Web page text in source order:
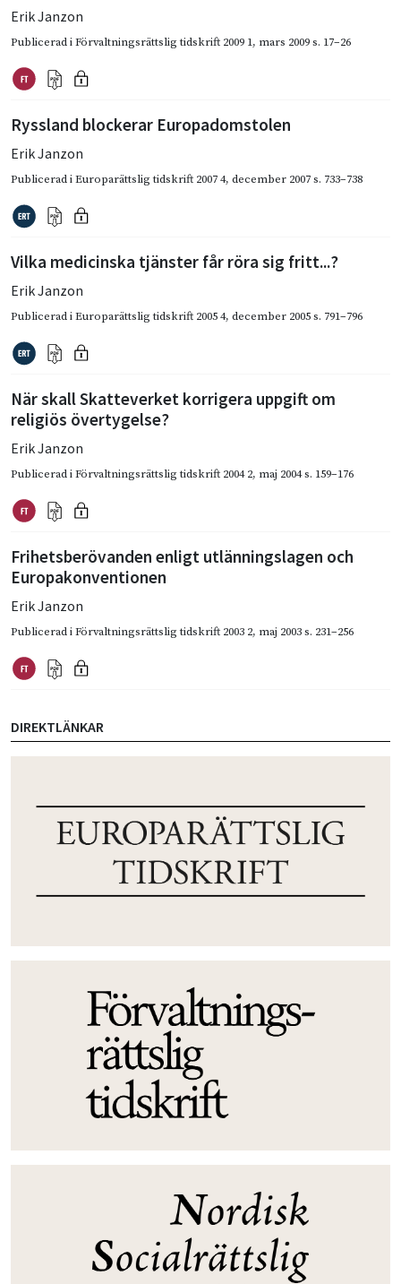
Erik Janzon
Publicerad iFörvaltningsrättslig tidskrift 2009 1, mars 2009s. 17–26
Ryssland blockerar Europadomstolen
Erik Janzon
Publicerad iEuroparättslig tidskrift 2007 4, december 2007s. 733–738
Vilka medicinska tjänster får röra sig fritt...?
Erik Janzon
Publicerad iEuroparättslig tidskrift 2005 4, december 2005s. 791–796
När skall Skatteverket korrigera uppgift om
religiös övertygelse?
Erik Janzon
Publicerad iFörvaltningsrättslig tidskrift 2004 2, maj 2004s. 159–176
Frihetsberövanden enligt utlänningslagen och
Europakonventionen
Erik Janzon
Publicerad iFörvaltningsrättslig tidskrift 2003 2, maj 2003s. 231–256
DIREKTLÄNKAR